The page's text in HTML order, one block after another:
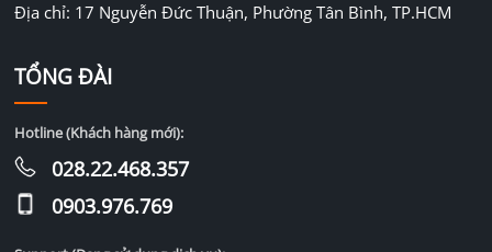
Địa chỉ: 17 Nguyễn Đức Thuận, Phường Tân Bình, TP.HCM
TỔNG ĐÀI
Hotline (Khách hàng mới):
028.22.468.357
0903.976.769